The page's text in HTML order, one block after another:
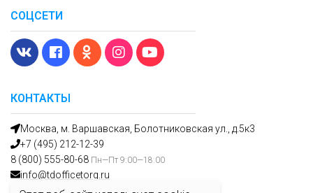
КОНТАКТЫ
Москва, м. Варшавская, Болотниковская ул., д.5к3
+7 (495) 212-12-39
8 (800) 555-80-68 Пн—Пт 9:00—18:00
info@tdofficetorg.ru
СОЦСЕТИ